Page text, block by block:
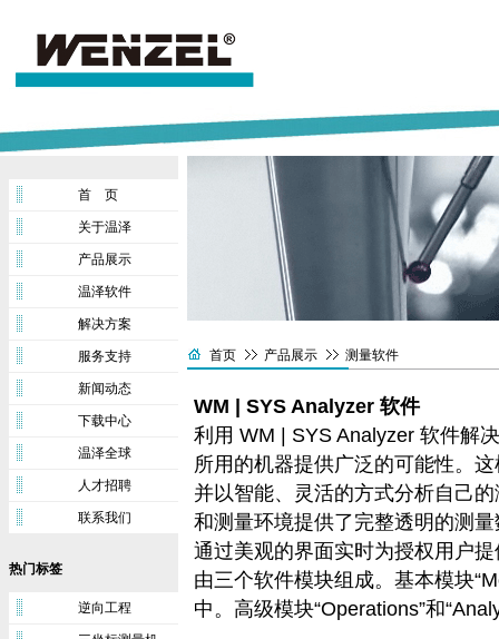
首 页
关于温泽
产品展示
温泽软件
解决方案
服务支持
新闻动态
下载中心
温泽全球
人才招聘
联系我们
热门标签
逆向工程
首页 产品展示 测量软件
WM | SYS Analyzer 软件
利用 WM | SYS Analyzer 软件解
所用的机器提供广泛的可能性。
并以智能、灵活的方式分析自己
和测量环境提供了完整透明的测
通过美观的界面实时为授权用户
由三个软件模块组成。基本模块
中。高级模块“Operations”和